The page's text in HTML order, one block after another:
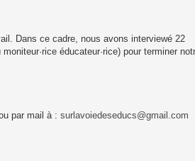
Dans ce cadre, nous avons interviewé 22
éducateur·rice) pour terminer
par mail à : surlavoiedeseducs@gmail.com